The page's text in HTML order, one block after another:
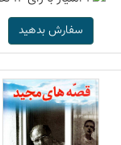
سفارش بدهید